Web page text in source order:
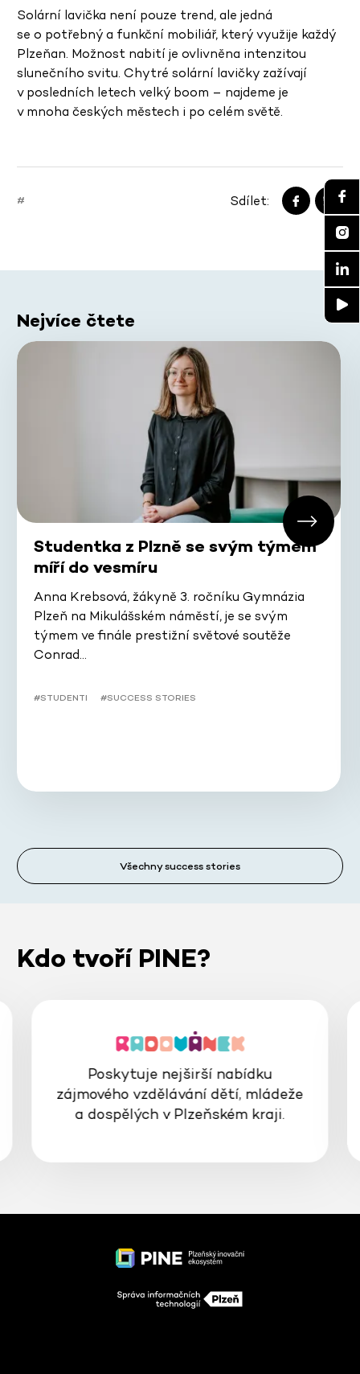
Solární lavička není pouze trend, ale jedná
se o potřebný a funkční mobiliář, který využije každý
Plzeňan. Možnost nabití je ovlivněna intenzitou
slunečního svitu. Chytré solární lavičky zažívají
v posledních letech velký boom – najdeme je
v mnoha českých městech i po celém světě.
# Sdílet:
Nejvíce čtete
Studentka z Plzně se svým týmem
míří do vesmíru
Anna Krebsová, žákyně 3. ročníku Gymnázia
Plzeň na Mikulášském náměstí, je se svým
týmem ve finále prestižní světové soutěže
Conrad…
#STUDENTI #SUCCESS STORIES
Všechny success stories
Kdo tvoří PINE?
Poskytuje nejširší nabídku
zájmového vzdělávání dětí, mládeže
a dospělých v Plzeňském kraji.